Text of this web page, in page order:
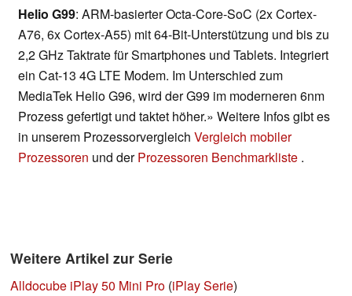
Helio G99: ARM-basierter Octa-Core-SoC (2x Cortex-
A76, 6x Cortex-A55) mit 64-Bit-Unterstützung und bis zu
2,2 GHz Taktrate für Smartphones und Tablets. Integriert
ein Cat-13 4G LTE Modem. Im Unterschied zum
MediaTek Helio G96, wird der G99 im moderneren 6nm
Prozess gefertigt und taktet höher.» Weitere Infos gibt es
in unserem Prozessorvergleich Vergleich mobiler
Prozessoren und derProzessoren Benchmarkliste .
Weitere Artikel zur Serie
Alldocube iPlay 50 Mini Pro (iPlay Serie)